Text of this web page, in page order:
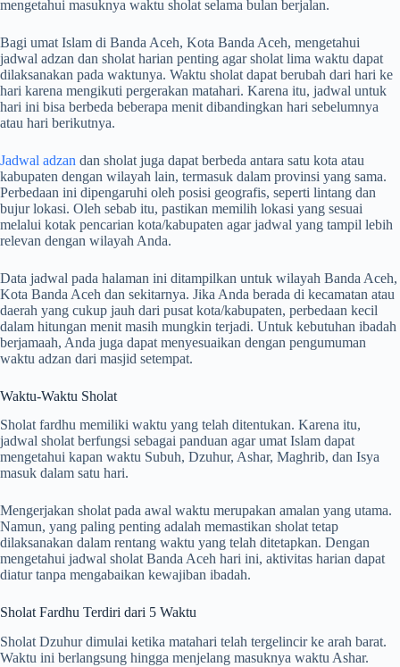
mengetahui masuknya waktu sholat selama bulan berjalan.
Bagi umat Islam di Banda Aceh, Kota Banda Aceh, mengetahui
jadwal adzan dan sholat harian penting agar sholat lima waktu dapat
dilaksanakan pada waktunya. Waktu sholat dapat berubah dari hari ke
hari karena mengikuti pergerakan matahari. Karena itu, jadwal untuk
hari ini bisa berbeda beberapa menit dibandingkan hari sebelumnya
atau hari berikutnya.
Jadwal adzan dan sholat juga dapat berbeda antara satu kota atau
kabupaten dengan wilayah lain, termasuk dalam provinsi yang sama.
Perbedaan ini dipengaruhi oleh posisi geografis, seperti lintang dan
bujur lokasi. Oleh sebab itu, pastikan memilih lokasi yang sesuai
melalui kotak pencarian kota/kabupaten agar jadwal yang tampil lebih
relevan dengan wilayah Anda.
Data jadwal pada halaman ini ditampilkan untuk wilayah Banda Aceh,
Kota Banda Aceh dan sekitarnya. Jika Anda berada di kecamatan atau
daerah yang cukup jauh dari pusat kota/kabupaten, perbedaan kecil
dalam hitungan menit masih mungkin terjadi. Untuk kebutuhan ibadah
berjamaah, Anda juga dapat menyesuaikan dengan pengumuman
waktu adzan dari masjid setempat.
Waktu-Waktu Sholat
Sholat fardhu memiliki waktu yang telah ditentukan. Karena itu,
jadwal sholat berfungsi sebagai panduan agar umat Islam dapat
mengetahui kapan waktu Subuh, Dzuhur, Ashar, Maghrib, dan Isya
masuk dalam satu hari.
Mengerjakan sholat pada awal waktu merupakan amalan yang utama.
Namun, yang paling penting adalah memastikan sholat tetap
dilaksanakan dalam rentang waktu yang telah ditetapkan. Dengan
mengetahui jadwal sholat Banda Aceh hari ini, aktivitas harian dapat
diatur tanpa mengabaikan kewajiban ibadah.
Sholat Fardhu Terdiri dari 5 Waktu
Sholat Dzuhur dimulai ketika matahari telah tergelincir ke arah barat.
Waktu ini berlangsung hingga menjelang masuknya waktu Ashar.